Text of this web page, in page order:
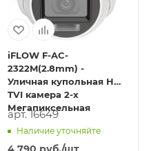
iFLOW F-AC-
2322M(2.8mm) -
Уличная купольная HD-
TVI камера 2-х
Мегапиксельная
арт. 16649
Наличие уточняйте